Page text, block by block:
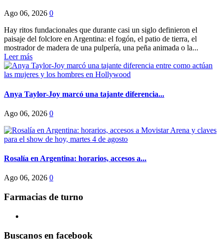
Ago 06, 2026 0
Hay ritos fundacionales que durante casi un siglo definieron el
paisaje del folclore en Argentina: el fogón, el patio de tierra, el
mostrador de madera de una pulpería, una peña animada o la...
Leer más
Anya Taylor-Joy marcó una tajante diferencia...
Ago 06, 2026 0
Rosalía en Argentina: horarios, accesos a...
Ago 06, 2026 0
Farmacias de turno
Buscanos en facebook